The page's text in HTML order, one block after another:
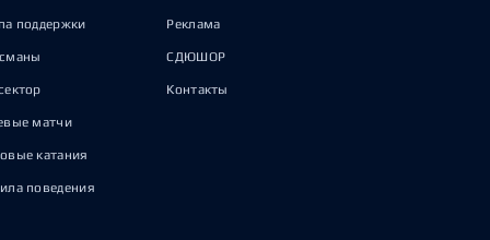
поддержки
матчи
катания
поведения
Реклама
СДЮШОР
Контакты